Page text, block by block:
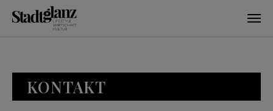
KONTAKT